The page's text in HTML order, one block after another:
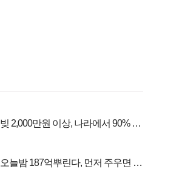
빚 2,000만원 이상, 나라에서 90% 갚
오늘밤 187억뿌린다, 먼저 주우면 최